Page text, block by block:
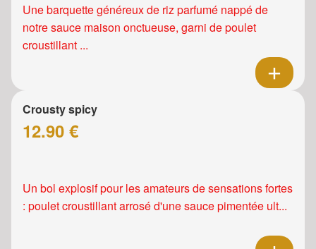
Une barquette généreux de riz parfumé nappé de
notre sauce maison onctueuse, garni de poulet
croustillant ...
Crousty spicy
12.90 €
Un bol explosif pour les amateurs de sensations fortes
: poulet croustillant arrosé d'une sauce pimentée ult...